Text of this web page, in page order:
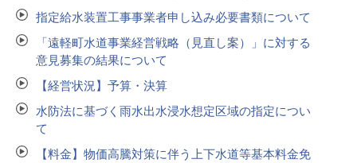
指定給水装置工事事業者申し込み必要書類について
「遠軽町水道事業経営戦略（見直し案）」に対する
意見募集の結果について
【経営状況】予算・決算
水防法に基づく雨水出水浸水想定区域の指定につい
て
【料金】物価高騰対策に伴う上下水道等基本料金免